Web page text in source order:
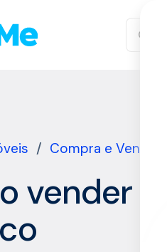
/ Compra e Venda
vender